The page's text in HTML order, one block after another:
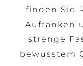
finden Sie
Auftanken
strenge
bewusstem